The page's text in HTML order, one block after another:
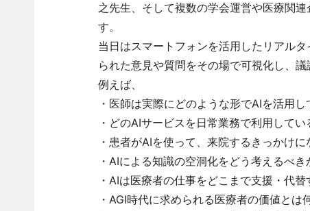
之先生、そして複数の学会運営や医療関
す。
当日はスマートフォンを活用したリアル
られた意見や質問をその場で可視化し、議
例えば、
・医師は実際にどのような形でAIを活用
・どのAIサービスを日常業務で利用してい
・患者がAIを使って、来院するきっかけ
・AIによる知識の空洞化をどう考えるべき
・AIは医療者の仕事をどこまで支援・代
・AGI時代に求められる医療者の価値とは